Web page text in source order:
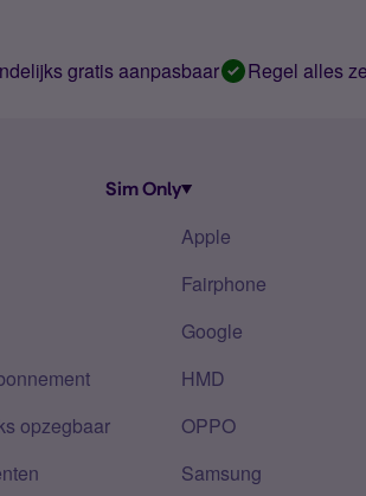
gratis aanpasbaar Regel alles
Sim Only
opzegbaar
Apple
Fairphone
Google
HMD
OPPO
Samsung